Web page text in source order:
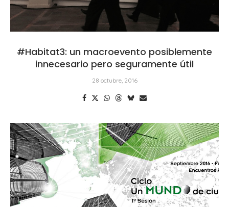
#Habitat3: un macroevento posiblemente
innecesario pero seguramente útil
28 octubre, 2016